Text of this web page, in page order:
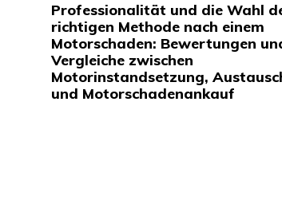
Professionalität und die Wahl
richtigen Methode nach einem
Motorschaden: Bewertungen
Vergleiche zwischen
Motorinstandsetzung,
und Motorschadenankauf